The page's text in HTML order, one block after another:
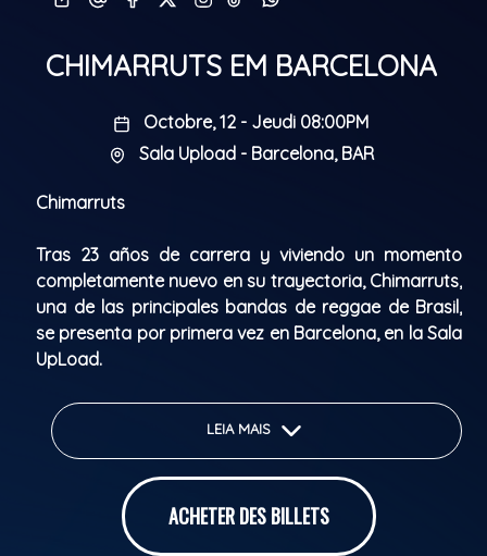
CHIMARRUTS EM BARCELONA
Octobre, 12 - Jeudi 08:00PM
Sala Upload - Barcelona, BAR
Chimarruts
Tras 23 años de carrera y viviendo un momento
completamente nuevo en su trayectoria, Chimarruts,
una de las principales bandas de reggae de Brasil,
se presenta por primera vez en Barcelona, en la Sala
UpLoad.
¡Corre y compre tu entrada!
IMPORTANTE: Venta de entradas en la puerta,
solamente en efectivo.
LEIA MAIS
ACHETER DES BILLETS